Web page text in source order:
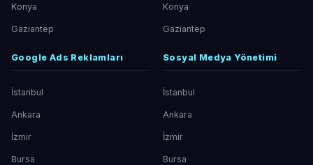
Konya
Gaziantep
Konya
Gaziantep
Google Ads Reklamları
İstanbul
Ankara
İzmir
Bursa
Sosyal Medya Yönetimi
İstanbul
Ankara
İzmir
Bursa